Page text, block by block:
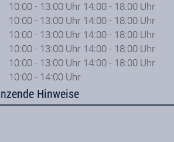
10:00 - 13:00 Uhr 14:00 - 18:00 Uhr
10:00 - 13:00 Uhr 14:00 - 18:00 Uhr
10:00 - 13:00 Uhr 14:00 - 18:00 Uhr
10:00 - 13:00 Uhr 14:00 - 18:00 Uhr
10:00 - 13:00 Uhr 14:00 - 18:00 Uhr
10:00 - 14:00 Uhr
Hinweise